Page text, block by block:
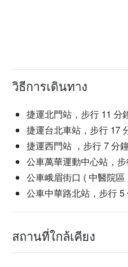
วิธีการเดินทาง
捷運北門站，步行 11 分
捷運台北車站，步行 17
捷運西門站 ，步行 7 分
公車萬華運動中心站，
公車峨眉街口 ( 中醫院
公車中華路北站，步行 5
สถานที่ใกล้เคียง